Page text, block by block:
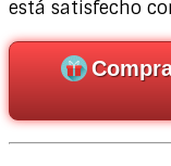
está satisfecho